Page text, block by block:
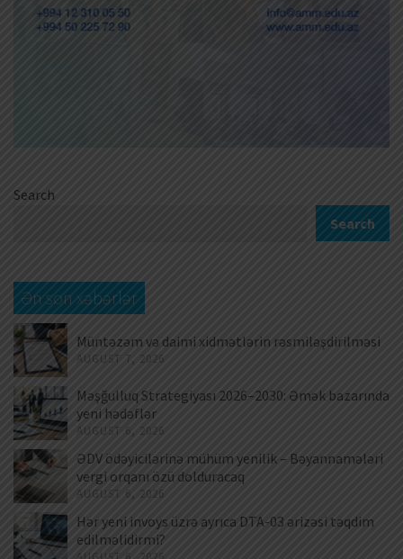
Search
Search
Ən son xəbərlər
Müntəzəm və daimi xidmətlərin rəsmiləşdirilməsi
AUGUST 7, 2026
Məşğulluq Strategiyası 2026–2030: Əmək bazarında
yeni hədəflər
AUGUST 6, 2026
ƏDV ödəyicilərinə mühüm yenilik – Bəyannamələri
vergi orqanı özü dolduracaq
AUGUST 6, 2026
Hər yeni invoys üzrə ayrıca DTA-03 ərizəsi təqdim
edilməlidirmi?